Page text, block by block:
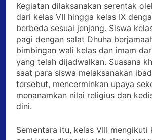
Kegiatan dilaksanakan serentak
dari kelas VII hingga kelas IX
berbeda sesuai jenjang. Siswa
pagi dengan salat Dhuha
bimbingan wali kelas dan imam
yang telah dijadwalkan. Suasana
saat para siswa melaksanakan
tersebut, mencerminkan upaya
menanamkan nilai religius dan
dini.
Sementara itu, kelas VIII mengikuti